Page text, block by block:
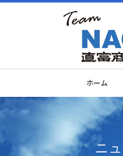
ホーム
ニ